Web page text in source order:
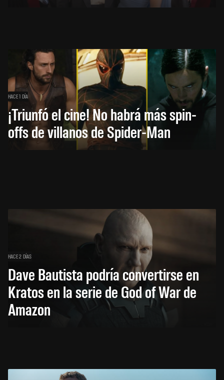
HACE 1 DÍA
¡Triunfó el cine! No habrá más spin-
offs de villanos de Spider-Man
HACE 2 DÍAS
Dave Bautista podría convertirse en
Kratos en la serie de God of War de
Amazon